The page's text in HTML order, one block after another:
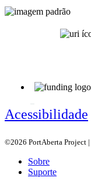
Acessibilidade
©2026 PortAberta Project |
Sobre
Suporte